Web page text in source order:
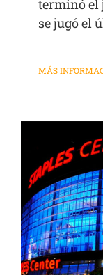
terminó el
se jugó el
MÁS